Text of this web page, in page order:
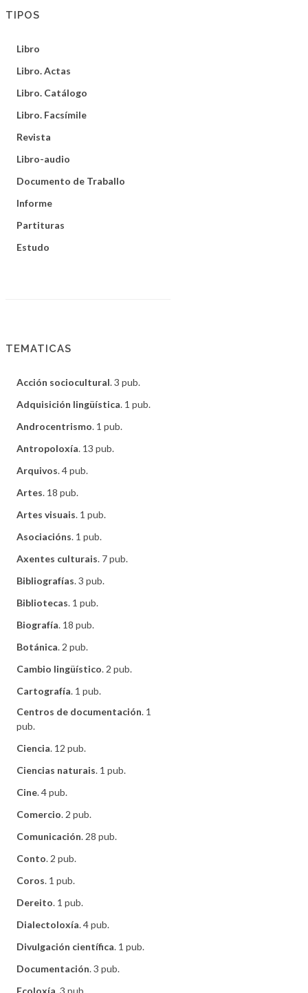
TIPOS
Libro
Libro. Actas
Libro. Catálogo
Libro. Facsímile
Revista
Libro-audio
Documento de Traballo
Informe
Partituras
Estudo
TEMATICAS
Acción sociocultural. 3 pub.
Adquisición lingüística. 1 pub.
Androcentrismo. 1 pub.
Antropoloxía. 13 pub.
Arquivos. 4 pub.
Artes. 18 pub.
Artes visuais. 1 pub.
Asociacións. 1 pub.
Axentes culturais. 7 pub.
Bibliografías. 3 pub.
Bibliotecas. 1 pub.
Biografía. 18 pub.
Botánica. 2 pub.
Cambio lingüístico. 2 pub.
Cartografía. 1 pub.
Centros de documentación. 1
pub.
Ciencia. 12 pub.
Ciencias naturais. 1 pub.
Cine. 4 pub.
Comercio. 2 pub.
Comunicación. 28 pub.
Conto. 2 pub.
Coros. 1 pub.
Dereito. 1 pub.
Dialectoloxía. 4 pub.
Divulgación científica. 1 pub.
Documentación. 3 pub.
Ecoloxía. 3 pub.